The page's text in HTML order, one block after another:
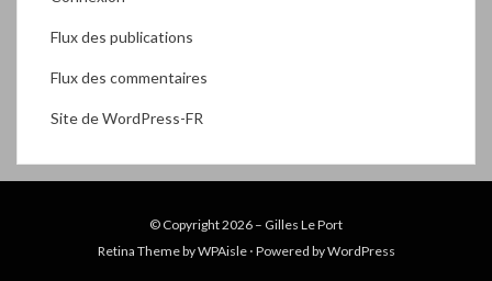
Flux des publications
Flux des commentaires
Site de WordPress-FR
© Copyright 2026 – Gilles Le Port
Retina Theme byWPAisle ⋅ Powered byWordPress